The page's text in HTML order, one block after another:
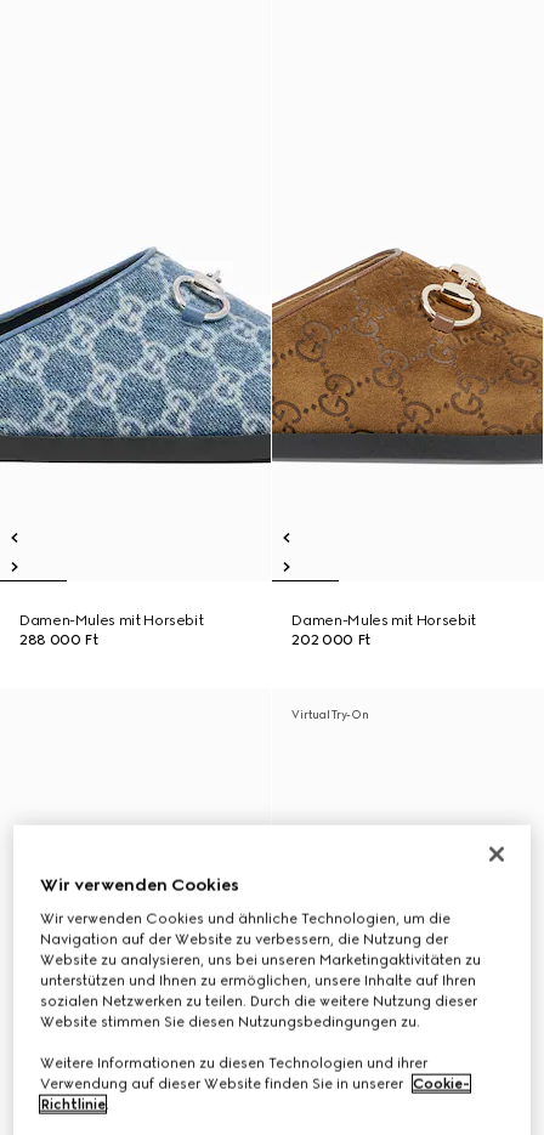
Damen-Mules mit Horsebit
288 000 Ft
Damen-Mules mit Horsebit
202 000 Ft
Virtual Try-On
Wir verwenden Cookies
Wir verwenden Cookies und ähnliche Technologien, um die
Navigation auf der Website zu verbessern, die Nutzung der
Website zu analysieren, uns bei unseren Marketingaktivitäten zu
unterstützen und Ihnen zu ermöglichen, unsere Inhalte auf Ihren
sozialen Netzwerken zu teilen. Durch die weitere Nutzung dieser
Website stimmen Sie diesen Nutzungsbedingungen zu.
Weitere Informationen zu diesen Technologien und ihrer
Verwendung auf dieser Website finden Sie in unserer Cookie-
Richtlinie.